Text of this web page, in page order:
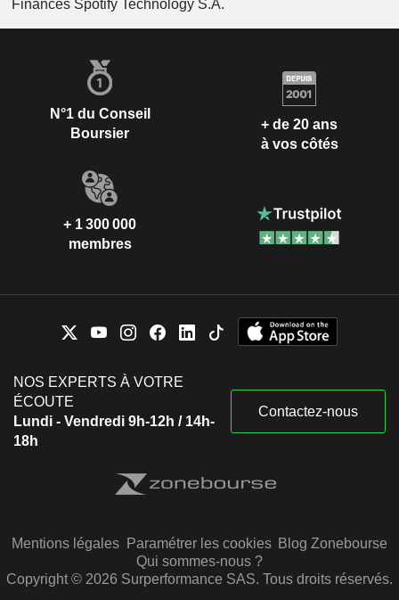
Finances Spotify Technology S.A.
N°1 du Conseil
Boursier
+ de 20 ans
à vos côtés
+ 1 300 000
membres
NOS EXPERTS À VOTRE
ÉCOUTE
Lundi - Vendredi 9h-12h / 14h-
18h
Contactez-nous
Mentions légales Paramétrer les cookies Blog Zonebourse
Qui sommes-nous ?
Copyright © 2026 Surperformance SAS. Tous droits réservés.